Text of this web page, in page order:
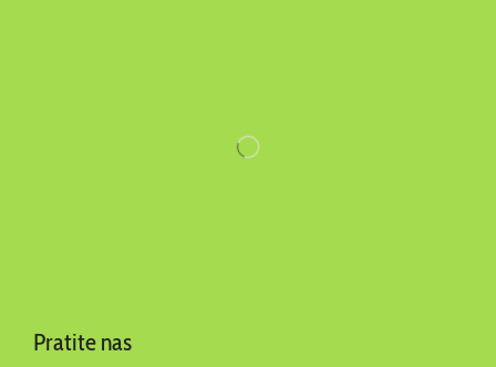
Pratite nas